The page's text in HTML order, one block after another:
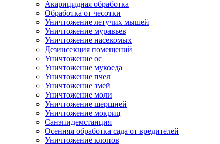
Акарицидная обработка
Обработка от чесотки
Уничтожение летучих мышей
Уничтожение муравьев
Уничтожение насекомых
Дезинсекция помещений
Уничтожение ос
Уничтожение мукоеда
Уничтожение пчел
Уничтожение змей
Уничтожение моли
Уничтожение шершней
Уничтожение мокриц
Санэпидемстанция
Осенняя обработка сада от вредителей
Уничтожение клопов